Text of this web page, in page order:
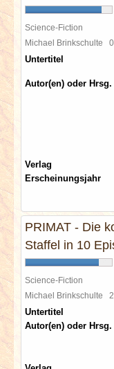
SPECIALS
REDAKTION
LINKS
Science-Fiction
Michael Brinkschulte
Untertitel
Autor(en) oder Hrsg.
Verlag
Erscheinungsjahr
PRIMAT - Die
Staffel in 10
Science-Fiction
Michael Brinkschulte
Untertitel
Autor(en) oder Hrsg.